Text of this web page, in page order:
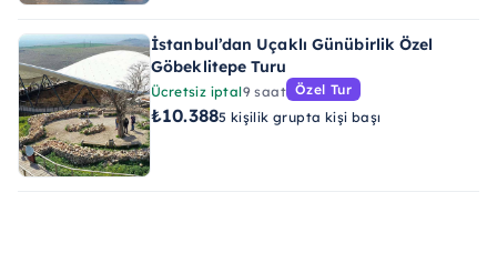
İstanbul’dan Uçaklı Günübirlik Özel
Göbeklitepe Turu
Ücretsiz iptal9 saat Özel Tur
₺10.3885 kişilik grupta kişi başı